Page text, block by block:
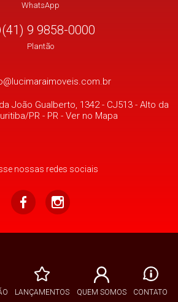
WhatsApp
(41) 9 9858-0000
Plantão
João Gualberto, 1342 - CJ513- Alto da
PR - PR - Ver no Mapa
nossas redes sociais
LANÇAMENTOS QUEM SOMOS CONTATO